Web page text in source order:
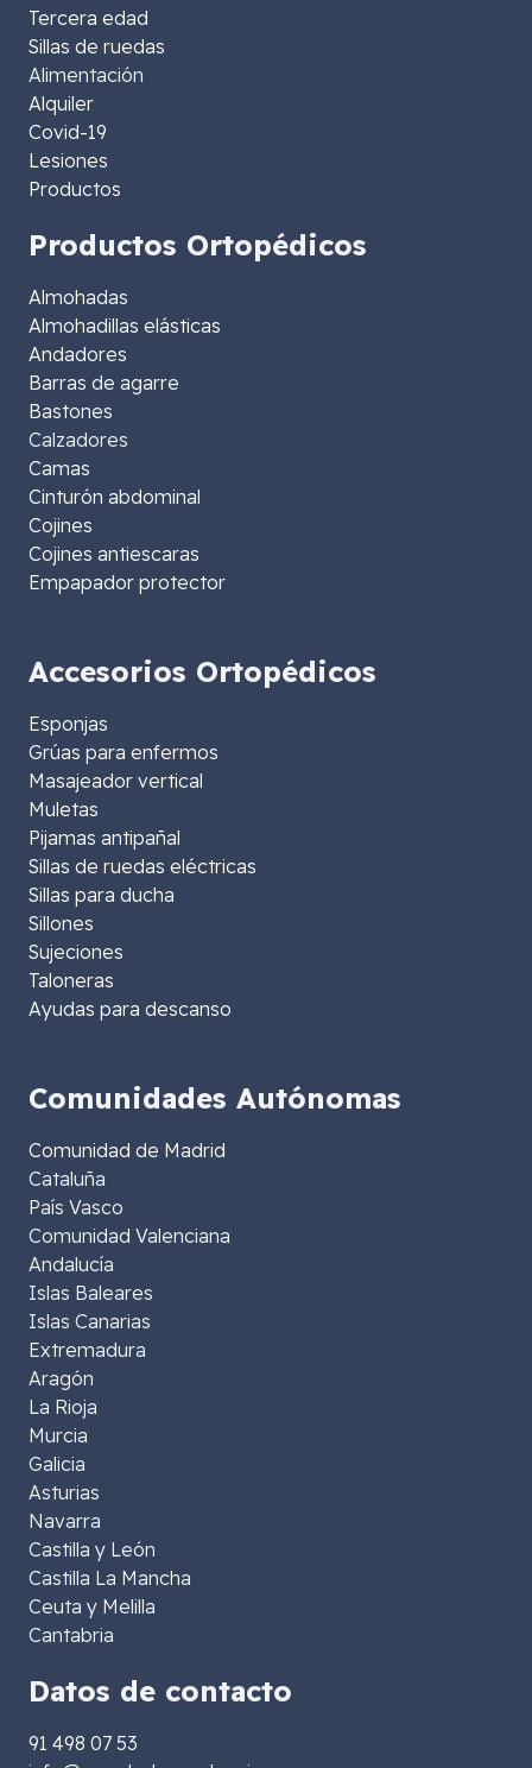
Tercera edad
Sillas de ruedas
Alimentación
Alquiler
Covid-19
Lesiones
Productos
Productos Ortopédicos
Almohadas
Almohadillas elásticas
Andadores
Barras de agarre
Bastones
Calzadores
Camas
Cinturón abdominal
Cojines
Cojines antiescaras
Empapador protector
Accesorios Ortopédicos
Esponjas
Grúas para enfermos
Masajeador vertical
Muletas
Pijamas antipañal
Sillas de ruedas eléctricas
Sillas para ducha
Sillones
Sujeciones
Taloneras
Ayudas para descanso
Comunidades Autónomas
Comunidad de Madrid
Cataluña
País Vasco
Comunidad Valenciana
Andalucía
Islas Baleares
Islas Canarias
Extremadura
Aragón
La Rioja
Murcia
Galicia
Asturias
Navarra
Castilla y León
Castilla La Mancha
Ceuta y Melilla
Cantabria
Datos de contacto
91 498 07 53